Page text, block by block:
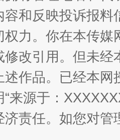
容和反映投诉报
权力。你在本传
修改引用。但未
述作品。已经本
来源于：
济责任。如您对